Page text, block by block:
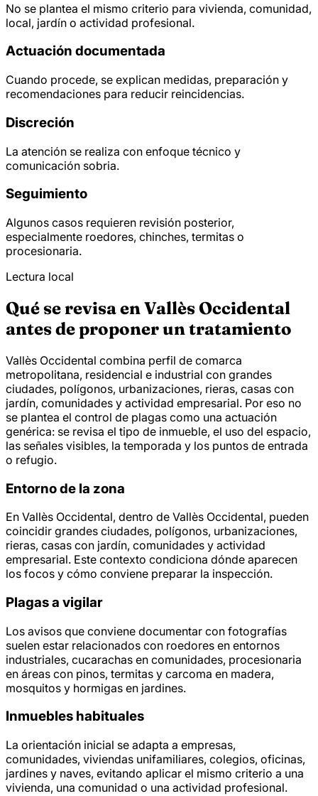
No se plantea el mismo criterio para vivienda, comunidad,
local, jardín o actividad profesional.
Actuación documentada
Cuando procede, se explican medidas, preparación y
recomendaciones para reducir reincidencias.
Discreción
La atención se realiza con enfoque técnico y
comunicación sobria.
Seguimiento
Algunos casos requieren revisión posterior,
especialmente roedores, chinches, termitas o
procesionaria.
Lectura local
Qué se revisa en Vallès Occidental
antes de proponer un tratamiento
Vallès Occidental combina perfil de comarca
metropolitana, residencial e industrial con grandes
ciudades, polígonos, urbanizaciones, rieras, casas con
jardín, comunidades y actividad empresarial. Por eso no
se plantea el control de plagas como una actuación
genérica: se revisa el tipo de inmueble, el uso del espacio,
las señales visibles, la temporada y los puntos de entrada
o refugio.
Entorno de la zona
En Vallès Occidental, dentro de Vallès Occidental, pueden
coincidir grandes ciudades, polígonos, urbanizaciones,
rieras, casas con jardín, comunidades y actividad
empresarial. Este contexto condiciona dónde aparecen
los focos y cómo conviene preparar la inspección.
Plagas a vigilar
Los avisos que conviene documentar con fotografías
suelen estar relacionados con roedores en entornos
industriales, cucarachas en comunidades, procesionaria
en áreas con pinos, termitas y carcoma en madera,
mosquitos y hormigas en jardines.
Inmuebles habituales
La orientación inicial se adapta a empresas,
comunidades, viviendas unifamiliares, colegios, oficinas,
jardines y naves, evitando aplicar el mismo criterio a una
vivienda, una comunidad o una actividad profesional.